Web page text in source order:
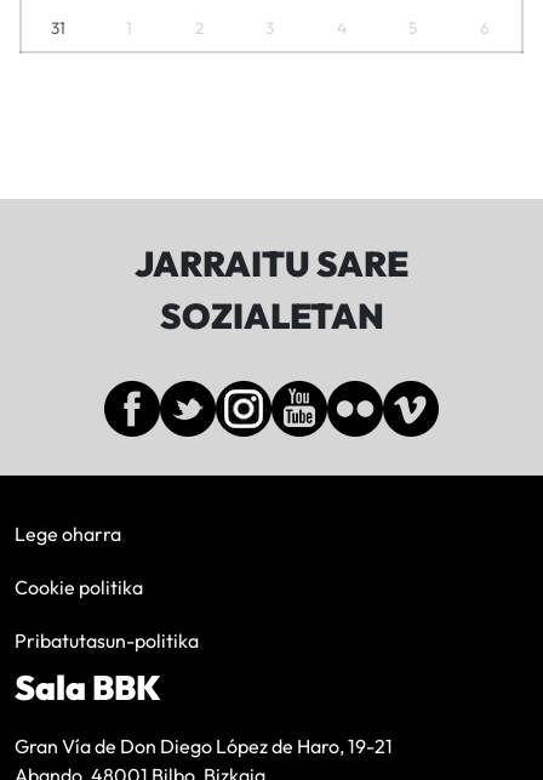
31 1 2 3 4 5 6
JARRAITU SARE
SOZIALETAN
Lege oharra
Cookie politika
Pribatutasun-politika
Sala BBK
Gran Vía de Don Diego López de Haro, 19-21
Abando, 48001 Bilbo, Bizkaia